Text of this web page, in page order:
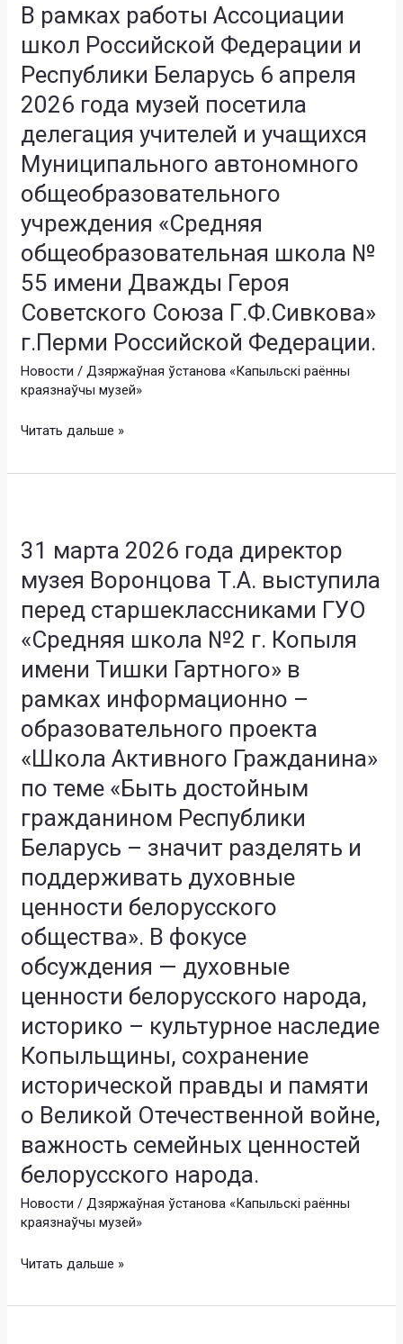
с
посетителями»
в
рамках
«Дней
Русского
музея
в
Минске».
В рамках работы Ассоциации
школ Российской Федерации и
Республики Беларусь 6 апреля
2026 года музей посетила
делегация учителей и учащихся
Муниципального автономного
общеобразовательного
учреждения «Средняя
общеобразовательная школа №
55 имени Дважды Героя
Советского Союза Г.Ф.Сивкова»
г.Перми Российской Федерации.
Новости /Дзяржаўная ўстанова «Капыльскі раённы
краязнаўчы музей»
работы
Ассоциации
школ
Российской
Федерации
Республики
Беларусь
апреля
2026
года
музей
посетила
делегация
учителей
учащихся
Муниципального
автономного
№
55
имени
Дважды
Героя
Союза
Г.Ф.Сивкова»
г.Перми
Российской
Федерации.
Читать дальше »
31 марта 2026 года директор
музея Воронцова Т.А. выступила
перед старшеклассниками ГУО
«Средняя школа №2 г. Копыля
имени Тишки Гартного» в
рамках информационно –
образовательного проекта
«Школа Активного Гражданина»
по теме «Быть достойным
гражданином Республики
Беларусь – значит разделять и
поддерживать духовные
ценности белорусского
общества». В фокусе
обсуждения — духовные
ценности белорусского народа,
историко – культурное наследие
Копыльщины, сохранение
исторической правды и памяти
о Великой Отечественной войне,
важность семейных ценностей
белорусского народа.
Новости /Дзяржаўная ўстанова «Капыльскі раённы
краязнаўчы музей»
2026
директор
музея
Воронцова
выступила
перед
старшеклассниками
ГУО
«Средняя
школа
г.
Копыля
имени
Тишки
Гартного»
в
рамках
информационно
–
образовательного
проекта
«Школа
Активного
Гражданина»
теме
«Быть
достойным
гражданином
Беларусь
значит
Читать дальше »